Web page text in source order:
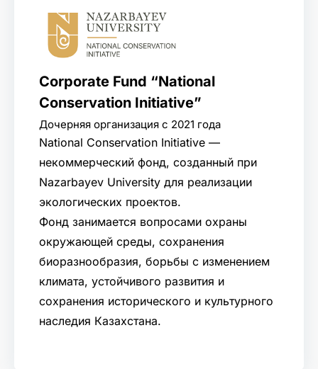
Corporate Fund “National
Conservation Initiative”
Дочерняя организация с 2021 года
National Conservation Initiative —
некоммерческий фонд, созданный при
Nazarbayev University для реализации
экологических проектов.
Фонд занимается вопросами охраны
окружающей среды, сохранения
биоразнообразия, борьбы с изменением
климата, устойчивого развития и
сохранения исторического и культурного
наследия Казахстана.